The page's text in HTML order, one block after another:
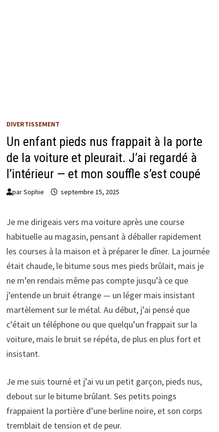
DIVERTISSEMENT
Un enfant pieds nus frappait à la porte
de la voiture et pleurait. J’ai regardé à
l’intérieur — et mon souffle s’est coupé
parSophie septembre 15, 2025
Je me dirigeais vers ma voiture après une course
habituelle au magasin, pensant à déballer rapidement
les courses à la maison et à préparer le dîner. La journée
était chaude, le bitume sous mes pieds brûlait, mais je
ne m’en rendais même pas compte jusqu’à ce que
j’entende un bruit étrange — un léger mais insistant
martèlement sur le métal. Au début, j’ai pensé que
c’était un téléphone ou que quelqu’un frappait sur la
voiture, mais le bruit se répéta, de plus en plus fort et
insistant.
Je me suis tourné et j’ai vu un petit garçon, pieds nus,
debout sur le bitume brûlant. Ses petits poings
frappaient la portière d’une berline noire, et son corps
tremblait de tension et de peur.